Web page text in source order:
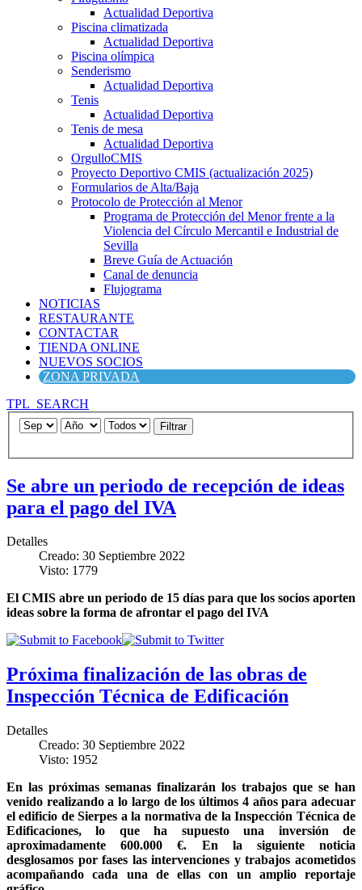
Actualidad Deportiva
Piscina climatizada
Actualidad Deportiva
Piscina olímpica
Senderismo
Actualidad Deportiva
Tenis
Actualidad Deportiva
Tenis de mesa
Actualidad Deportiva
OrgulloCMIS
Proyecto Deportivo CMIS (actualización 2025)
Formularios de Alta/Baja
Protocolo de Protección al Menor
Programa de Protección del Menor frente a la
Violencia del Círculo Mercantil e Industrial de
Sevilla
Breve Guía de Actuación
Canal de denuncia
Flujograma
NOTICIAS
RESTAURANTE
CONTACTAR
TIENDA ONLINE
NUEVOS SOCIOS
ZONA PRIVADA
TPL_SEARCH
Filtrar
Se abre un periodo de recepción de ideas
para el pago del IVA
Detalles
Creado: 30 Septiembre 2022
Visto: 1779
El CMIS abre un periodo de 15 días para que los socios aporten
ideas sobre la forma de afrontar el pago del IVA
Próxima finalización de las obras de
Inspección Técnica de Edificación
Detalles
Creado: 30 Septiembre 2022
Visto: 1952
En las próximas semanas finalizarán los trabajos que se han
venido realizando a lo largo de los últimos 4 años para adecuar
el edificio de Sierpes a la normativa de la Inspección Técnica de
Edificaciones, lo que ha supuesto una inversión de
aproximadamente 600.000 €. En la siguiente noticia
desglosamos por fases las intervenciones y trabajos acometidos
acompañando cada una de ellas con un amplio reportaje